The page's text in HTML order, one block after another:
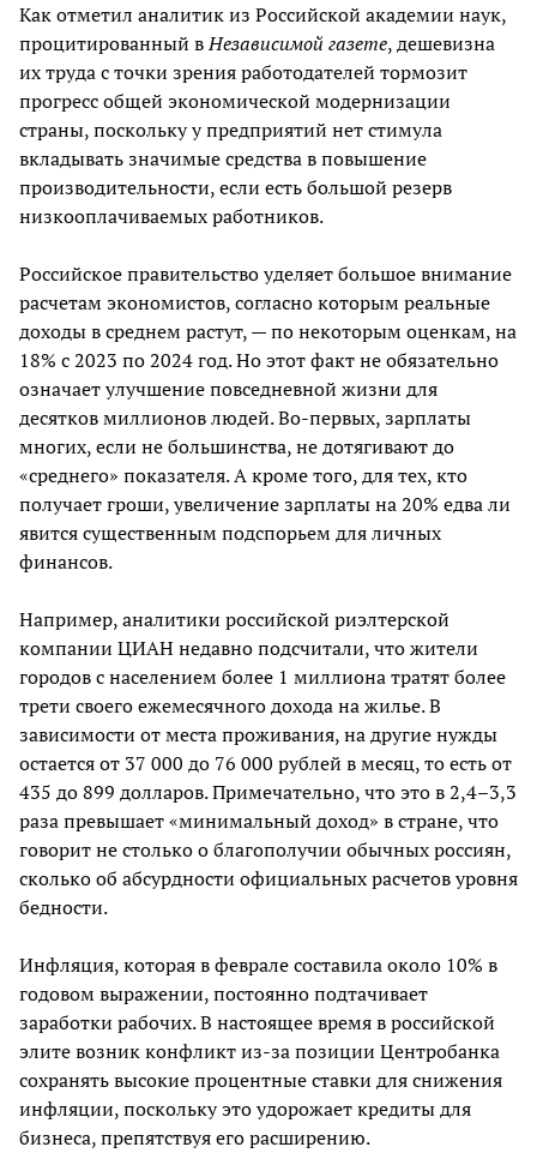
Как отметил аналитик из Российской академии наук,
процитированный вНезависимой газете, дешевизна
их труда с точки зрения работодателей тормозит
прогресс общей экономической модернизации
страны, поскольку у предприятий нет стимула
вкладывать значимые средства в повышение
производительности, если есть большой резерв
низкооплачиваемых работников.
Российское правительство уделяет большое внимание
расчетам экономистов, согласно которым реальные
доходы в среднем растут, — по некоторым оценкам, на
18% с 2023 по 2024 год. Но этот факт не обязательно
означает улучшение повседневной жизни для
десятков миллионов людей. Во-первых, зарплаты
многих, если не большинства, не дотягивают до
«среднего» показателя. А кроме того, для тех, кто
получает гроши, увеличение зарплаты на 20% едва ли
явится существенным подспорьем для личных
финансов.
Например, аналитики российской риэлтерской
компании ЦИАН недавно подсчитали, что жители
городов с населением более 1 миллиона тратят более
трети своего ежемесячного дохода на жилье. В
зависимости от места проживания, на другие нужды
остается от 37 000 до 76 000 рублей в месяц, то есть от
435 до 899 долларов. Примечательно, что это в 2,4–3,3
раза превышает «минимальный доход» в стране, что
говорит не столько о благополучии обычных россиян,
сколько об абсурдности официальных расчетов уровня
бедности.
Инфляция, которая в феврале составила около 10% в
годовом выражении, постоянно подтачивает
заработки рабочих. В настоящее время в российской
элите возник конфликт из-за позиции Центробанка
сохранять высокие процентные ставки для снижения
инфляции, поскольку это удорожает кредиты для
бизнеса, препятствуя его расширению.